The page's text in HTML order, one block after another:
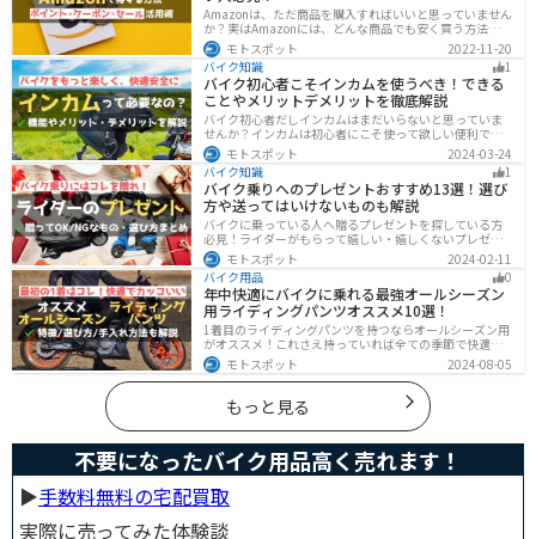
Amazonは、ただ商品を購入すればいいと思っていません
か？実はAmazonには、どんな商品でも安く買う方法が存
在します。この記事では、Amazonでお得に買う方法を4
つ紹介します！Amazonギフト券をやAmazonポイント、
Amazonプライム、タイムセールを活用して安くお得に買
いましょう。
モトスポット
2022-11-20
バイク知識
1
バイク初心者こそインカムを使うべき！できる
ことやメリットデメリットを徹底解説
バイク初心者だしインカムはまだいらないと思っていま
せんか？インカムは初心者にこそ使って欲しい便利で安
全に運転するための機器です。インカムでできることや
メリットデメリットなどまとめましたので、気になって
いる人はぜひ参考にしてください。
モトスポット
2024-03-24
バイク知識
1
バイク乗りへのプレゼントおすすめ13選！選び
方や送ってはいけないものも解説
バイクに乗っている人へ贈るプレゼントを探している方
必見！ライダーがもらって嬉しい・嬉しくないプレゼン
トをまとめました。選び方やオススメのプレゼントも紹
介していますので、プレゼント選びの参考にしてくださ
い。
モトスポット
2024-02-11
バイク用品
0
年中快適にバイクに乗れる最強オールシーズン
用ライディングパンツオススメ10選！
1着目のライディングパンツを持つならオールシーズン用
がオススメ！これさえ持っていれば全ての季節で快適に
ツーリングできます。快適性だけでなく、機能性やデザ
インに優れたものも多くあるので、安全にカッコよくバ
イクに乗りたい人は是非持っておきましょう。
モトスポット 2024-08-05
もっと見る
不要になったバイク用品高く売れます！
▶︎手数料無料の宅配買取
実際に売ってみた体験談